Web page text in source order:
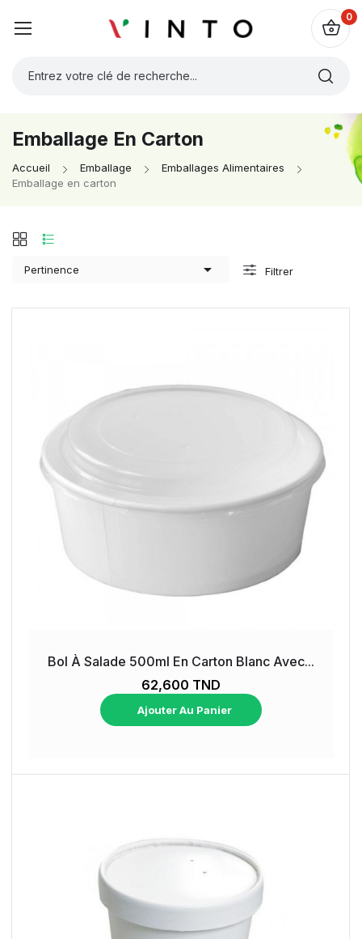
0
Emballage En Carton
Accueil Emballage
Emballages Alimentaires
Emballage en carton
Pertinence  Filtrer
Bol À Salade 500ml En Carton Blanc Avec...
62,600 TND
Ajouter Au Panier